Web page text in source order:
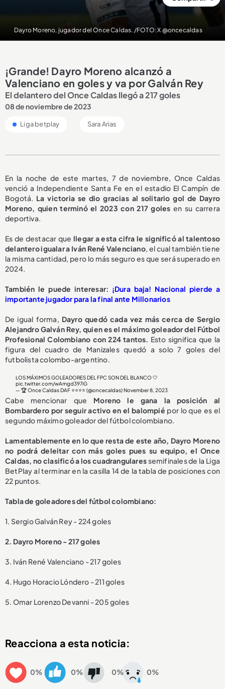
Dayro Moreno, jugador del Once Caldas. /FOTO: X @oncecaldas
¡Grande! Dayro Moreno alcanzó a
Valenciano en goles y va por Galván Rey
El delantero del Once Caldas llegó a 217 goles
08 de noviembre de 2023
Liga betplay Sara Arias
En la noche de este martes, 7 de noviembre, Once Caldas
venció a Independiente Santa Fe en el estadio El Campín de
Bogotá. La victoria se dio gracias al solitario gol de Dayro
Moreno, quien terminó el 2023 con 217 goles en su carrera
deportiva.
Es de destacar que llegar a esta cifra le significó al talentoso
delantero igualar a Iván René Valenciano, el cual también tiene
la misma cantidad, pero lo más seguro es que será superado en
2024.
También le puede interesar: ¡Dura baja! Nacional pierde a
importante jugador para la final ante Millonarios
De igual forma, Dayro quedó cada vez más cerca de Sergio
Alejandro Galván Rey, quien es el máximo goleador del Fútbol
Profesional Colombiano con 224 tantos. Esto significa que la
figura del cuadro de Manizales quedó a solo 7 goles del
futbolista colombo-argentino.
LOS MÁXIMOS GOLEADORES DEL FPC SON DEL BLANCO 🤍
pic.twitter.com/wAmgd397iG
— 🏆 Once Caldas DAF ⭐️⭐️⭐️⭐️ (@oncecaldas)November 8, 2023
Cabe mencionar que Moreno le gana la posición al
Bombardero por seguir activo en el balompié por lo que es el
segundo máximo goleador del fútbol colombiano.
Lamentablemente en lo que resta de este año, Dayro Moreno
no podrá deleitar con más goles pues su equipo, el Once
Caldas, no clasificó a los cuadrangularessemifinales de la Liga
BetPlay al terminar en la casilla 14 de la tabla de posiciones con
22 puntos.
Tabla de goleadores del fútbol colombiano:
1. Sergio Galván Rey - 224 goles
2. Dayro Moreno - 217 goles
3. Iván René Valenciano - 217 goles
4. Hugo Horacio Lóndero - 211 goles
5. Omar Lorenzo Devanni - 205 goles
Reacciona a esta noticia:
0% 0% 0% 0%